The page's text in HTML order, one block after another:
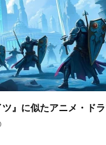
ツ』に似たアニメ・ド